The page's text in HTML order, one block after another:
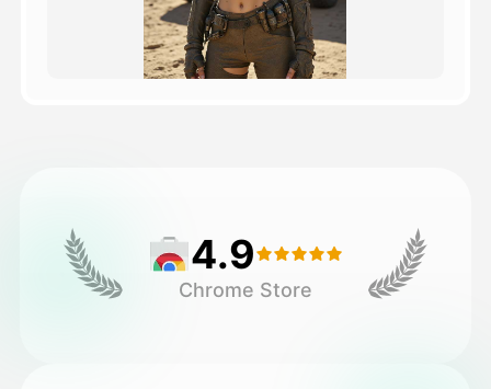
4.9
Chrome Store